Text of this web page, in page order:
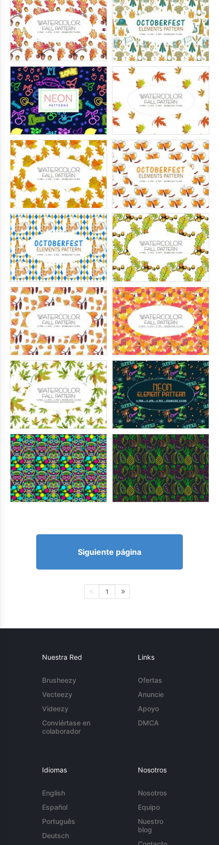
Siguiente página
1
Nuestra Red
Brusheezy
Vecteezy
Videezy
Conviértase en
colaborador
Links
Ofertas
Anuncie
Apoyo
DMCA
Idiomas
English
Español
Português
Deutsch
Nosotros
Nosotros
Equipo
Nuestro
blog